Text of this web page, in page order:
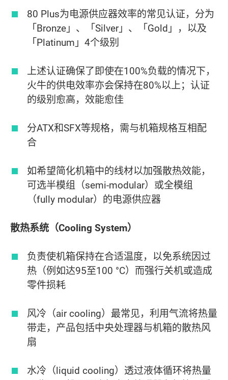
80 Plus为电源供应器效率的常见认证，分为
「Bronze」、「Silver」、「Gold」，以及
「Platinum」4个级别
上述认证确保了即使在100%负载的情况下，
火牛的供电效率亦会保持在80%以上；认证
的级别愈高，效能愈佳
分ATX和SFX等规格，需与机箱规格互相配
合
如希望简化机箱中的线材以加强散热效能，
可选半模组（semi-modular）或全模组
（fully modular）的电源供应器
散热系统（Cooling System）
负责使机箱保持在合适温度，以免系统因过
热（例如达95至100 °C）而强行关机或造成
零件损耗
风冷（air cooling）最常见，利用气流将热量
带走，产品包括中央处理器与机箱的散热风
扇
水冷（liquid cooling）透过液体循环将热量